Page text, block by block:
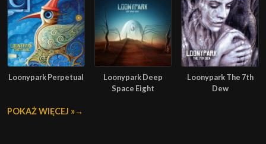
Loonypark Perpetual
Loonypark Deep
Space Eight
Loonypark The 7th
Dew
POKAŻ WIĘCEJ »